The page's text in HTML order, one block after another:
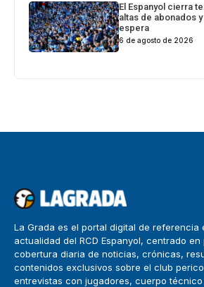
El Espanyol cierra
altas de abonados
espera
6 de agosto de 2026
La Grada es el portal digital de referencia
actualidad del RCD Espanyol, centrado
cobertura diaria de noticias, crónicas,
contenidos exclusivos sobre el club
entrevistas con jugadores, cuerpo